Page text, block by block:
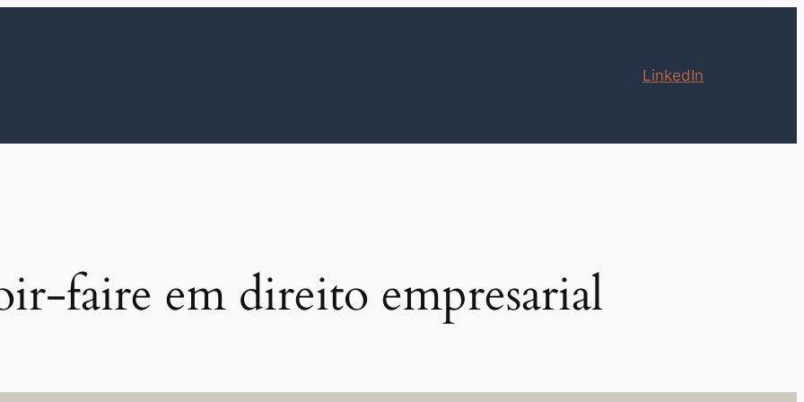
LinkedIn
faire em direito empresarial